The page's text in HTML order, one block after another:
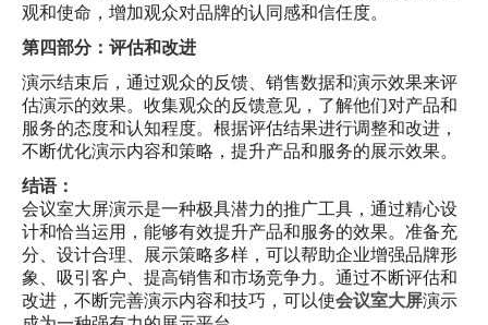
观和使命，增加观众对品牌的认同感和信任度。
第四部分：评估和改进
演示结束后，通过观众的反馈、销售数据和演示效果来评
估演示的效果。收集观众的反馈意见，了解他们对产品和
服务的态度和认知程度。根据评估结果进行调整和改进，
不断优化演示内容和策略，提升产品和服务的展示效果。
结语：
会议室大屏演示是一种极具潜力的推广工具，通过精心设
计和恰当运用，能够有效提升产品和服务的效果。准备充
分、设计合理、展示策略多样，可以帮助企业增强品牌形
象、吸引客户、提高销售和市场竞争力。通过不断评估和
改进，不断完善演示内容和技巧，可以使会议室大屏演示